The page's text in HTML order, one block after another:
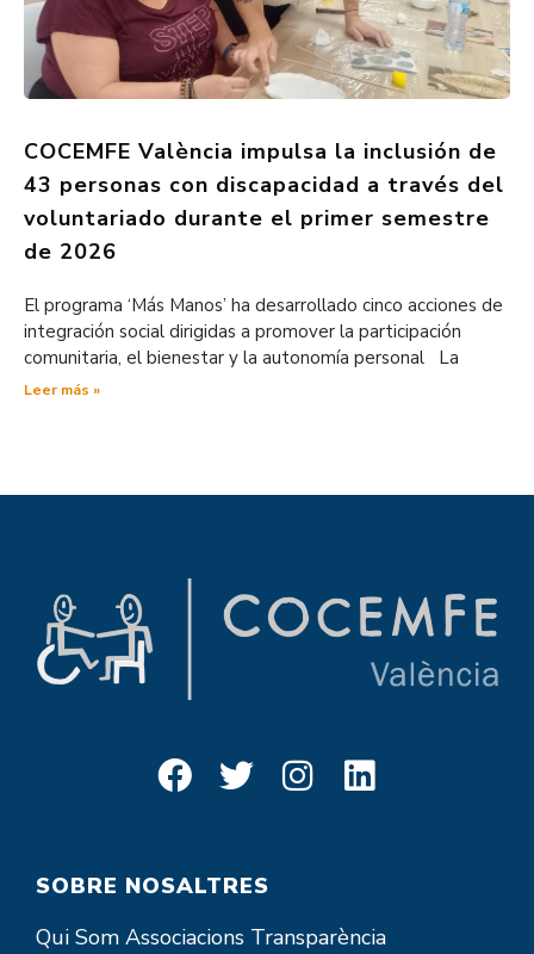
COCEMFE València impulsa la inclusión de
43 personas con discapacidad a través del
voluntariado durante el primer semestre
de 2026
El programa ‘Más Manos’ ha desarrollado cinco acciones de
integración social dirigidas a promover la participación
comunitaria, el bienestar y la autonomía personal La
Leer más »
SOBRE NOSALTRES
Qui Som Associacions Transparència